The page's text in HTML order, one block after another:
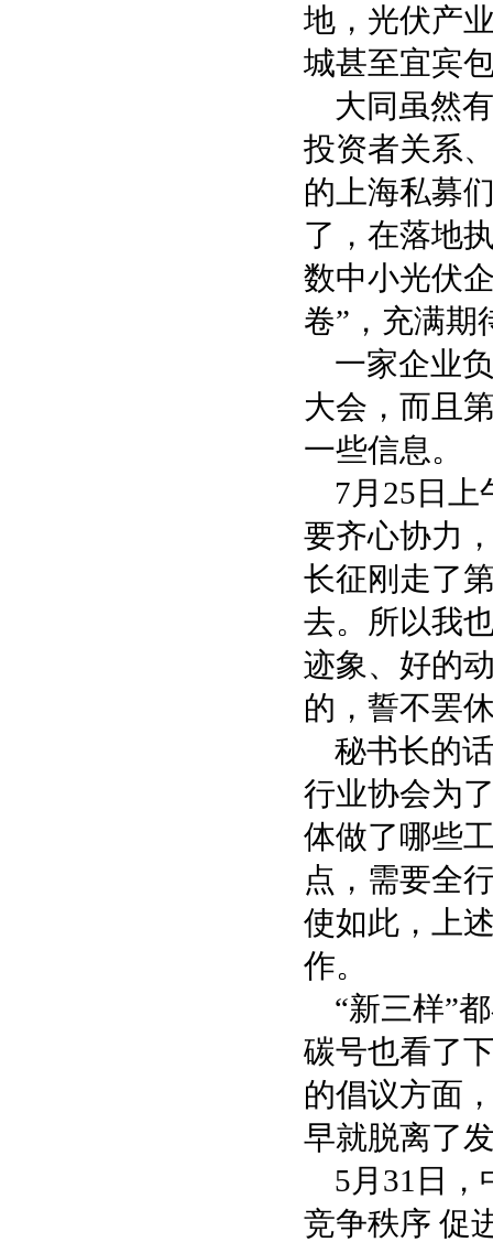
地，光伏产
城甚至宜宾
大同虽然
投资者关系
的上海私募
了，在落地
数中小光伏
卷”，充满期
一家企业
大会，而且
一些信息。
7月25日上
要齐心协力
长征刚走了
去。所以我
迹象、好的
的，誓不罢
秘书长的
行业协会为
体做了哪些
点，需要全
使如此，上
作。
“新三样”
碳号也看了
的倡议方面
早就脱离了
5月31日
竞争秩序 促